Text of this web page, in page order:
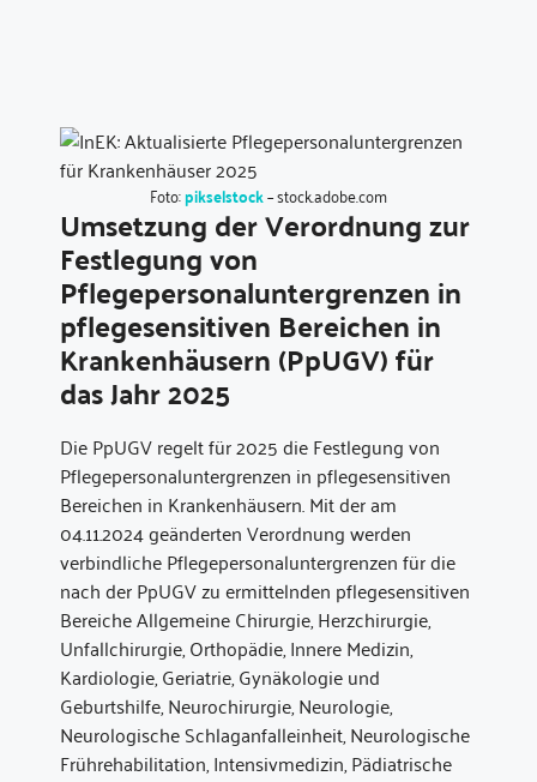
Foto:pikselstock– stock.adobe.com
Umsetzung der Verordnung zur
Festlegung von
Pflegepersonaluntergrenzen in
pflegesensitiven Bereichen in
Krankenhäusern (PpUGV) für
das Jahr 2025
Die PpUGV regelt für 2025 die Festlegung von
Pflegepersonaluntergrenzen in pflegesensitiven
Bereichen in Krankenhäusern. Mit der am
04.11.2024 geänderten Verordnung werden
verbindliche Pflegepersonaluntergrenzen für die
nach der PpUGV zu ermittelnden pflegesensitiven
Bereiche Allgemeine Chirurgie, Herzchirurgie,
Unfallchirurgie, Orthopädie, Innere Medizin,
Kardiologie, Geriatrie, Gynäkologie und
Geburtshilfe, Neurochirurgie, Neurologie,
Neurologische Schlaganfalleinheit, Neurologische
Frührehabilitation, Intensivmedizin, Pädiatrische